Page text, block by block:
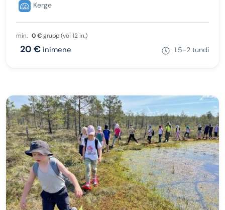
Kerge
min. 0 €grupp (või 12 in.)
20 € inimene 1.5-2 tundi